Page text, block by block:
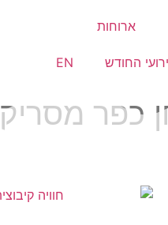
ארוחות
החודש EN
כפר מסריק